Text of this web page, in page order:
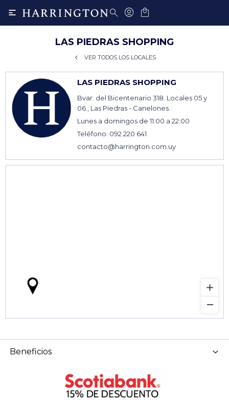

LAS PIEDRAS SHOPPING
VER TODOS LOS LOCALES
LAS PIEDRAS SHOPPING
Bvar. del Bicentenario 318. Locales 05 y
06., Las Piedras - Canelones.
Lunes a domingos de 11:00 a 22:00
Teléfono: 092 220 641
contacto@harrington.com.uy
Beneficios